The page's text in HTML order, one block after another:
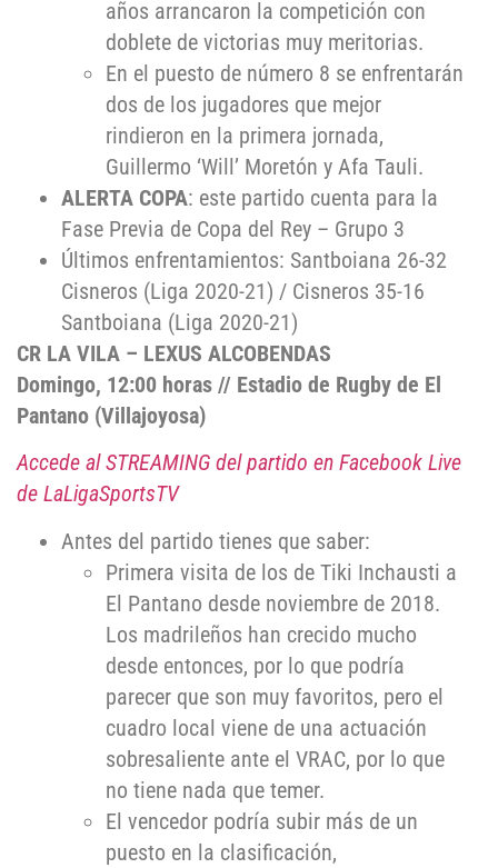
años arrancaron la competición con
doblete de victorias muy meritorias.
En el puesto de número 8 se enfrentarán
dos de los jugadores que mejor
rindieron en la primera jornada,
Guillermo ‘Will’ Moretón y Afa Tauli.
ALERTA COPA: este partido cuenta para la
Fase Previa de Copa del Rey – Grupo 3
Últimos enfrentamientos: Santboiana 26-32
Cisneros (Liga 2020-21) / Cisneros 35-16
Santboiana (Liga 2020-21)
CR LA VILA – LEXUS ALCOBENDAS
Domingo, 12:00 horas // Estadio de Rugby de El
Pantano (Villajoyosa)
Accede al STREAMING del partido en Facebook Live
de LaLigaSportsTV
Antes del partido tienes que saber:
Primera visita de los de Tiki Inchausti a
El Pantano desde noviembre de 2018.
Los madrileños han crecido mucho
desde entonces, por lo que podría
parecer que son muy favoritos, pero el
cuadro local viene de una actuación
sobresaliente ante el VRAC, por lo que
no tiene nada que temer.
El vencedor podría subir más de un
puesto en la clasificación,